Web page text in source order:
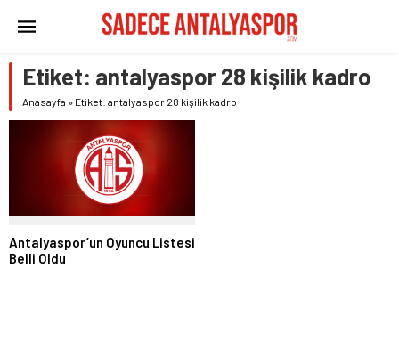
Etiket: antalyaspor 28 kişilik kadro
Anasayfa » Etiket: antalyaspor 28 kişilik kadro
Antalyaspor’un Oyuncu Listesi
Belli Oldu